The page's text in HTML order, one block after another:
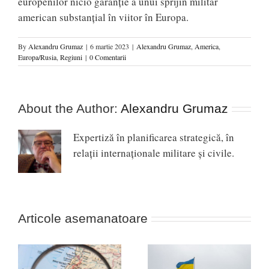
american substanțial în viitor în Europa.
ByAlexandru Grumaz | 6 martie 2023 | Alexandru Grumaz,America,
Europa/Rusia,Regiuni | 0 Comentarii
About the Author: Alexandru Grumaz
Expertiză în planificarea strategică, în
relaţii internaţionale militare şi civile.
Articole asemanatoare